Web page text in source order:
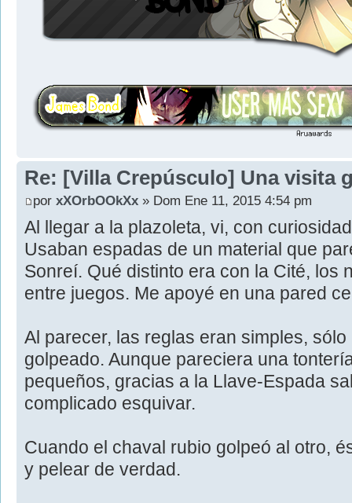
Re: [Villa Crepúsculo] Una visita
por xXOrbOOkXx » Dom Ene 11, 2015 4:54 pm
Al llegar a la plazoleta, vi, con
Usaban espadas de un material que
Sonreí. Qué distinto era con la Cité, los
entre juegos. Me apoyé en una pared
Al parecer, las reglas eran simples,
golpeado. Aunque pareciera una
pequeños, gracias a la Llave-Espada
complicado esquivar.
Cuando el chaval rubio golpeó al otro,
y pelear de verdad.